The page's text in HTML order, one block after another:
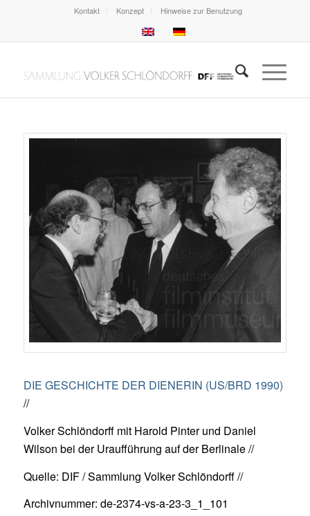
Kontakt Konzept Hinweise zur Benutzung
DIE GESCHICHTE DER DIENERIN (US/BRD 1990)
//
Volker Schlöndorff mit Harold Pinter und Daniel
Wilson bei der Uraufführung auf der Berlinale //
Quelle: DIF / Sammlung Volker Schlöndorff //
Archivnummer: de-2374-vs-a-23-3_1_101